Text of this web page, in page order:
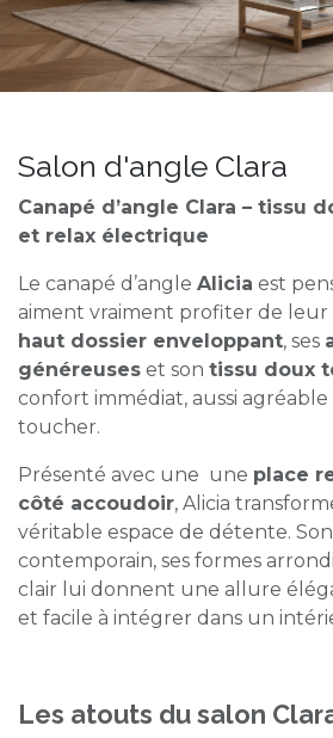
Salon d'angle Clara
Canapé d’angle Clara – tissu
et relax électrique
Le canapé d’angle Alicia est
aiment vraiment profiter de leur
haut dossier enveloppant, ses
généreuses et son tissu doux
confort immédiat, aussi agréable
toucher.
Présenté avec une une place
côté accoudoir, Alicia
véritable espace de détente.
contemporain, ses formes
clair lui donnent une allure
et facile à intégrer dans un
Les atouts du salon